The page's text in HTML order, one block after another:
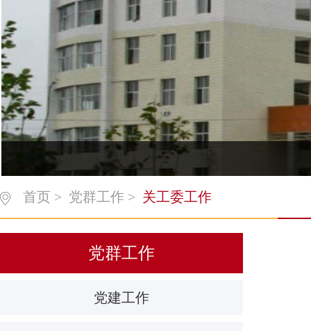
首页 > 党群工作 > 关工委工作
党群工作
党建工作